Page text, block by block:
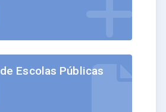
Escolas Públicas